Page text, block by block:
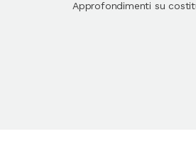
Approfondimenti su